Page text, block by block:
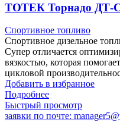
ТОТЕК Торнадо ДТ-
Спортивное топливо
Спортивное дизельное
Супер отличается
вязкостью, которая
цикловой
Добавить в избранное
Подробнее
Быстрый просмотр
заявки по почте: